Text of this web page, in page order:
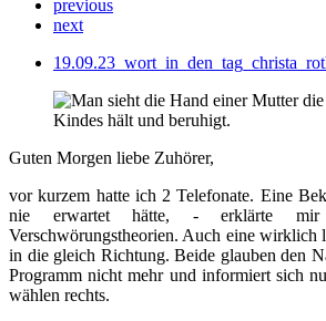
previous
next
Guten Morgen liebe Zuhörer,
vor kurzem hatte ich 2 Telefonate. Eine
nie erwartet hätte, - erklärte
Verschwörungstheorien. Auch eine wirklich
in die gleich Richtung. Beide glauben den
Programm nicht mehr und informiert sich
wählen rechts.